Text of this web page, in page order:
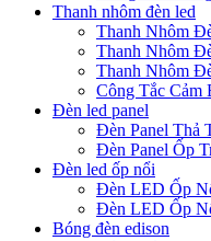
Thanh nhôm đèn led
Thanh Nhôm
Thanh Nhôm
Thanh Nhôm
Công Tắc Cảm
Đèn led panel
Đèn Panel Thả
Đèn Panel Ốp
Đèn led ốp nổi
Đèn LED Ốp
Đèn LED Ốp
Bóng đèn edison